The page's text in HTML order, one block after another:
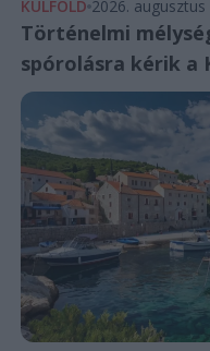
KÜLFÖLD 2026. augusztus
Történelmi
spórolásra kérik a